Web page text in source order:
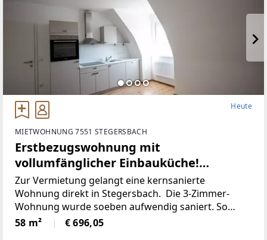
Heute
MIETWOHNUNG 7551 STEGERSBACH
Erstbezugswohnung mit
vollumfänglicher Einbauküche!
(Provisionsfrei)
Zur Vermietung gelangt eine kernsanierte
Wohnung direkt in Stegersbach. Die 3-Zimmer-
Wohnung wurde soeben aufwendig saniert. So
wurde unter anderem dieElektronik gänzlich
erneuert und für einen niedrigen
58 m² € 696,05